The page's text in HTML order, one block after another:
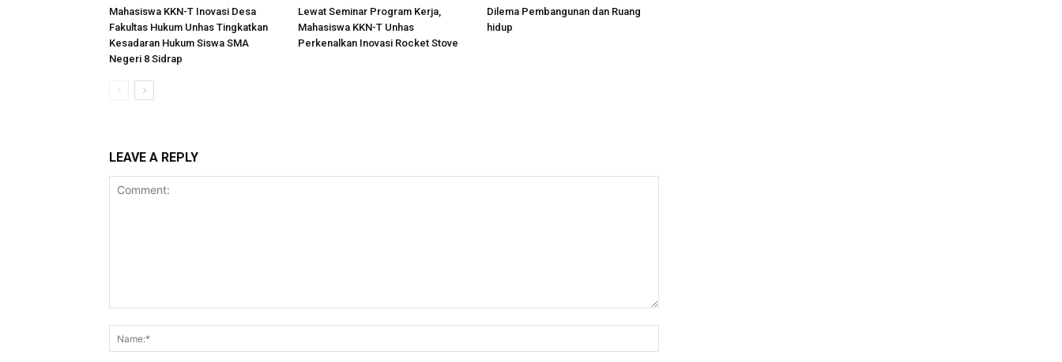
Mahasiswa KKN-T Inovasi Desa
Fakultas Hukum Unhas Tingkatkan
Kesadaran Hukum Siswa SMA
Negeri 8 Sidrap
Lewat Seminar Program Kerja,
Mahasiswa KKN-T Unhas
Perkenalkan Inovasi Rocket Stove
Dilema Pembangunan dan Ruang
hidup
LEAVE A REPLY